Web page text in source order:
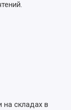
на складах в